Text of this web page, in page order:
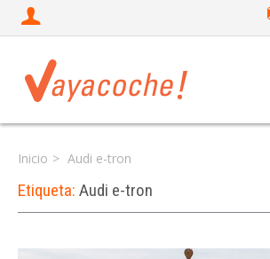
Inicio Audi e-tron
Etiqueta: Audi e-tron